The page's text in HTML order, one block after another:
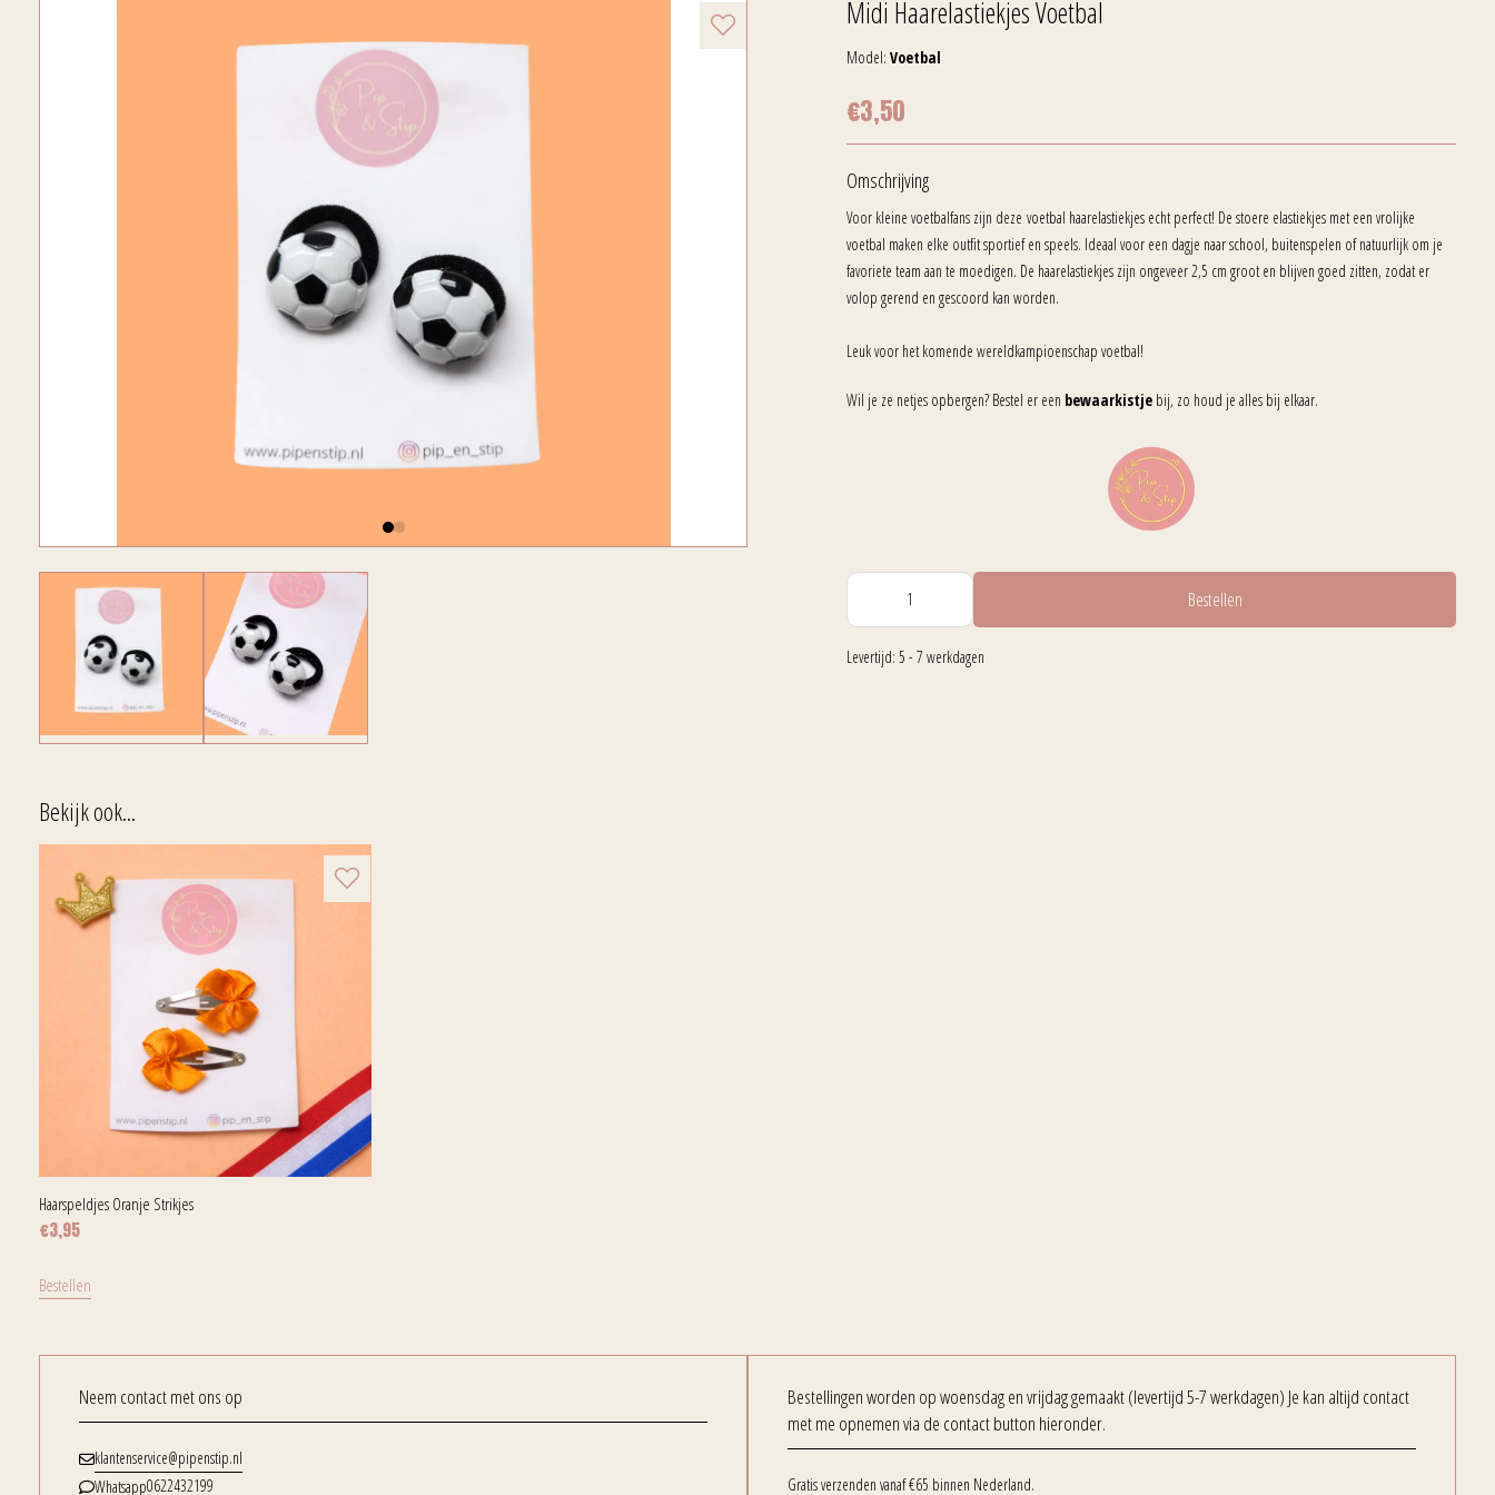
Midi Haarelastiekjes Voetbal
Model:Voetbal
€3,50
Omschrijving
Voor kleine voetbalfans zijn deze voetbal haarelastiekjes echt perfect! De stoere elastiekjes met een vrolijke
voetbal maken elke outfit sportief en speels. Ideaal voor een dagje naar school, buitenspelen of natuurlijk om je
favoriete team aan te moedigen. De haarelastiekjes zijn ongeveer 2,5 cm groot en blijven goed zitten, zodat er
volop gerend en gescoord kan worden.
Leuk voor het komende wereldkampioenschap voetbal!
Wil je ze netjes opbergen? Bestel er een bewaarkistje bij, zo houd je alles bij elkaar.
Bestellen
Levertijd: 5 - 7 werkdagen
Bekijk ook...
Haarspeldjes Oranje Strikjes
€3,95
Bestellen
Neem contact met ons op
klantenservice@pipenstip.nl
Whatsapp0622432199
Bestellingen worden op woensdag en vrijdag gemaakt (levertijd 5-7 werkdagen) Je kan altijd contact
met me opnemen via de contact button hieronder.
Gratis verzenden vanaf €65 binnen Nederland.